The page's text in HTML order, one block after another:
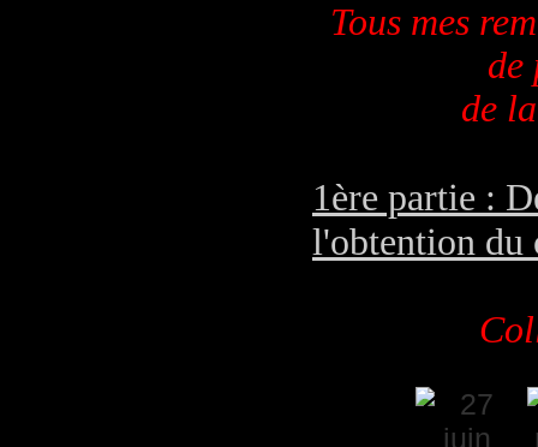
Tous mes
de
de
1ère partie :
l'obtention du